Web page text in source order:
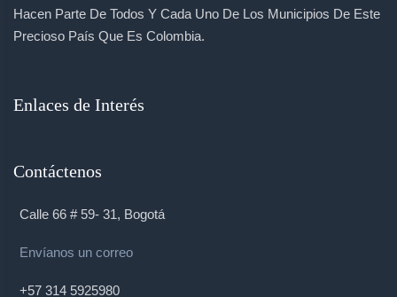
Hacen Parte De Todos Y Cada Uno De Los Municipios De Este
Precioso País Que Es Colombia.
Enlaces de Interés
Contáctenos
Calle 66 # 59- 31, Bogotá
Envíanos un correo
+57 314 5925980